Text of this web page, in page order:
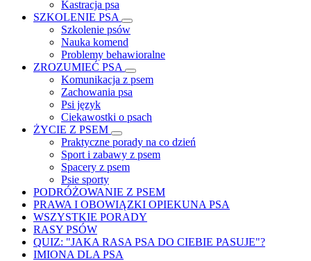
Kastracja psa
SZKOLENIE PSA
Szkolenie psów
Nauka komend
Problemy behawioralne
ZROZUMIEĆ PSA
Komunikacja z psem
Zachowania psa
Psi język
Ciekawostki o psach
ŻYCIE Z PSEM
Praktyczne porady na co dzień
Sport i zabawy z psem
Spacery z psem
Psie sporty
PODRÓŻOWANIE Z PSEM
PRAWA I OBOWIĄZKI OPIEKUNA PSA
WSZYSTKIE PORADY
RASY PSÓW
QUIZ: "JAKA RASA PSA DO CIEBIE PASUJE"?
IMIONA DLA PSA